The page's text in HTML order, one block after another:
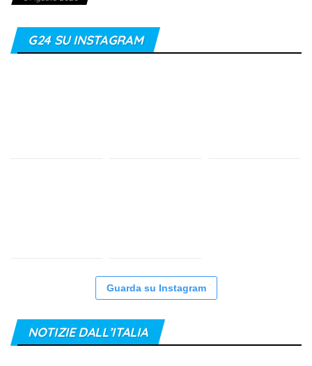
G24 SU INSTAGRAM
Guarda su Instagram
NOTIZIE DALL’ITALIA